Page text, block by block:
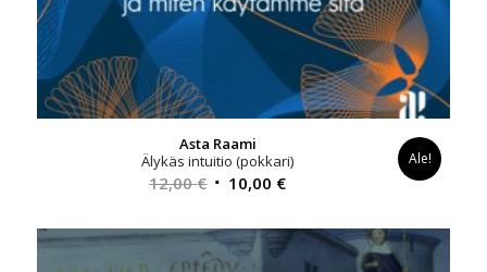
Asta Raami
Älykäs intuitio (pokkari)
12,00€ Alkuperäinen
oli:
12,00 €.
10,00 €Nykyinen
on:
10,00 €.
Ale!